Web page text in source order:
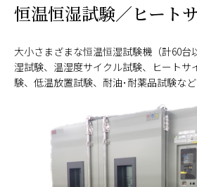
恒温恒湿試験／ヒート
大小さまざまな恒温恒湿試験機（計60台
湿試験、温湿度サイクル試験、ヒートサ
験、低温放置試験、耐油･耐薬品試験など